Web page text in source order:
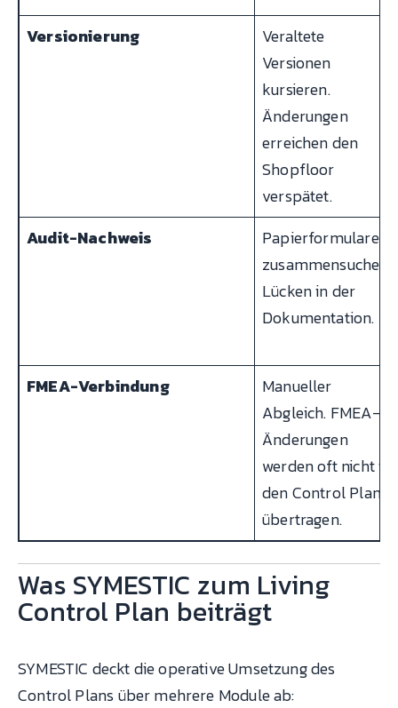
Versionierung
Veraltete
Versionen
kursieren.
Änderungen
erreichen den
Shopfloor
verspätet.
Audit-Nachweis
Papierformulare
zusammensuchen.
Lücken in der
Dokumentation.
FMEA-Verbindung
Manueller
Abgleich. FMEA-
Änderungen
werden oft nicht in
den Control Plan
übertragen.
Was SYMESTIC zum Living
Control Plan beiträgt
SYMESTIC deckt die operative Umsetzung des
Control Plans über mehrere Module ab: